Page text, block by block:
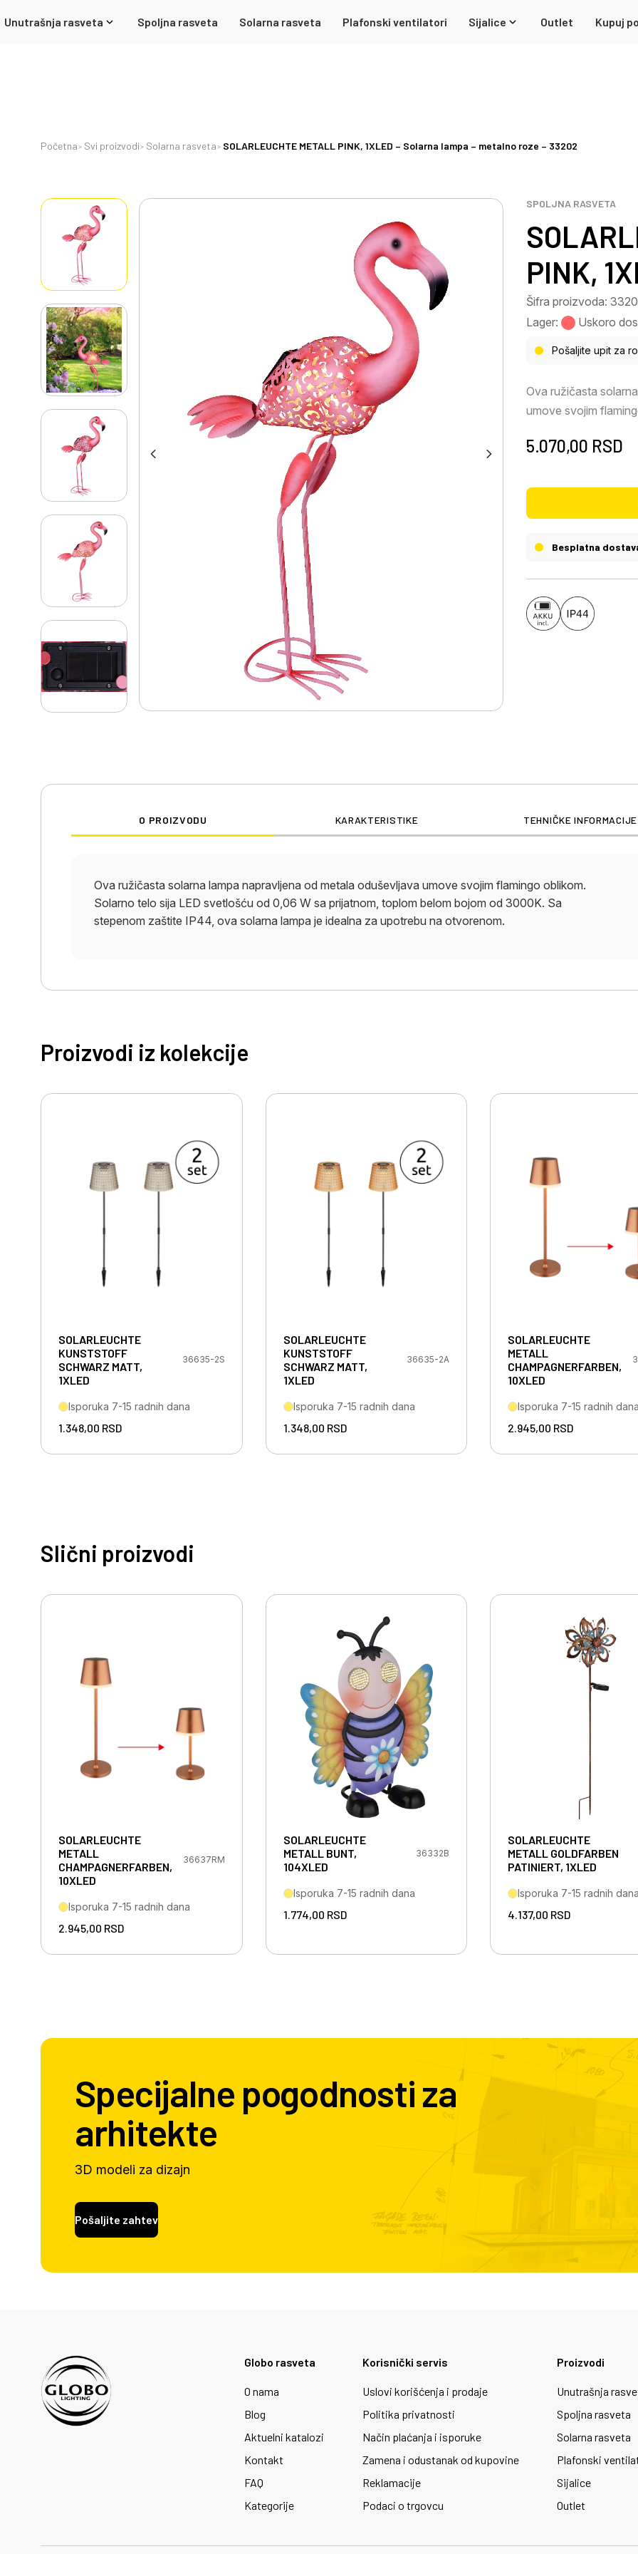
Unutrašnja rasveta Spoljna rasveta Solarna rasveta Plafonski ventilatori Sijalice Outlet Kupuj
Početna Svi proizvodi Solarna rasveta SOLARLEUCHTE METALL PINK, 1XLED – Solarna lampa – metalno roze – 33202
SPOLJNA RASVETA
PINK,
Šifra proizvoda:
Lager:
Uskoro
Pošaljite upit za
Ova ružičasta
umove svojim
stepenom zaštite
5.070,00 RSD
Besplatna
O PROIZVODU KARAKTERISTIKE TEHNIČKE INFORMACIJE
Ova ružičasta solarna lampa napravljena od metala oduševljava umove svojim flamingo oblikom.
Solarno telo sija LED svetlošću od 0,06 W sa prijatnom, toplom belom bojom od 3000K. Sa
stepenom zaštite IP44, ova solarna lampa je idealna za upotrebu na otvorenom.
Proizvodi iz kolekcije
SOLARLEUCHTE
KUNSTSTOFF
SCHWARZ MATT,
1XLED
36635-2S
Isporuka 7-15 radnih dana
1.348,00 RSD
SOLARLEUCHTE
KUNSTSTOFF
SCHWARZ MATT,
1XLED
36635-2A
Isporuka 7-15 radnih dana
1.348,00 RSD
SOLARLEUCHTE
METALL
CHAMPAGNERFARBEN,
10XLED
Isporuka 7-15 radnih dana
2.945,00 RSD
Slični proizvodi
SOLARLEUCHTE
METALL
CHAMPAGNERFARBEN,
10XLED
36637RM
Isporuka 7-15 radnih dana
2.945,00 RSD
SOLARLEUCHTE
METALL BUNT,
104XLED
36332B
Isporuka 7-15 radnih dana
1.774,00 RSD
SOLARLEUCHTE
METALL GOLDFARBEN
PATINIERT, 1XLED
Isporuka 7-15 radnih dana
4.137,00 RSD
Specijalne pogodnosti za
arhitekte
3D modeli za dizajn
Pošaljite zahtev
Globo rasveta
O nama
Blog
Aktuelni katalozi
Kontakt
FAQ
Kategorije
Korisnički servis
Uslovi korišćenja i prodaje
Politika privatnosti
Način plaćanja i isporuke
Zamena i odustanak od kupovine
Reklamacije
Podaci o trgovcu
Proizvodi
Unutrašnja
Spoljna rasveta
Solarna rasveta
Plafonski
Sijalice
Outlet